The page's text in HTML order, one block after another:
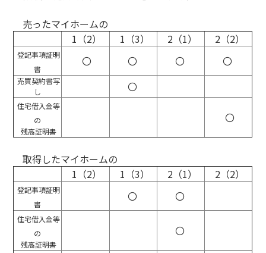
売ったマイホームの
1（2）
1（3） 2（1） 2（2）
登記事項証明
書
〇 〇 〇 〇
売買契約書写
し
〇
住宅借入金等
の
残高証明書
〇
取得したマイホームの
1（2）
1（3） 2（1） 2（2）
登記事項証明
書
〇 〇
住宅借入金等
の
残高証明書
〇